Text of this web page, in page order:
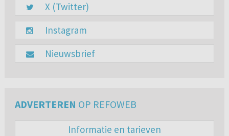
X (Twitter)
Instagram
Nieuwsbrief
ADVERTEREN OP REFOWEB
Informatie en tarieven